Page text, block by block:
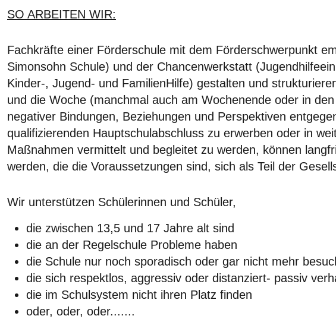
SO ARBEITEN WIR:
Fachkräfte einer Förderschule mit dem Förderschwerpunkt
Simonsohn Schule) und der Chancenwerkstatt
Kinder-, Jugend- und FamilienHilfe) gestalten und
und die Woche (manchmal auch am Wochenende oder in
negativer Bindungen, Beziehungen und Perspektiven
qualifizierenden Hauptschulabschluss zu erwerben oder in
Maßnahmen vermittelt und begleitet zu werden, können
werden, die die Voraussetzungen sind, sich als Teil der
Wir unterstützen Schülerinnen und Schüler,
die zwischen 13,5 und 17 Jahre alt sind
die an der Regelschule Probleme haben
die Schule nur noch sporadisch oder gar nicht mehr
die sich respektlos, aggressiv oder distanziert- passiv
die im Schulsystem nicht ihren Platz finden
oder, oder, oder.......